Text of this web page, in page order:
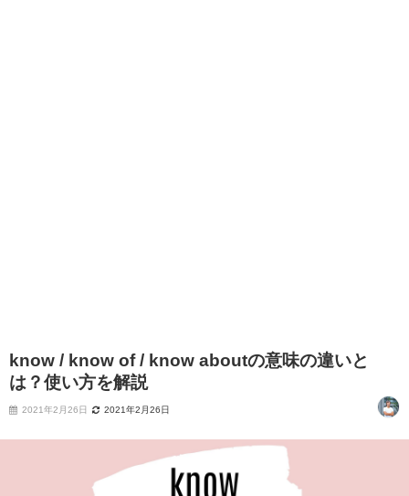
know / know of / know aboutの意味の違いと
は？使い方を解説
2021年2月26日 2021年2月26日